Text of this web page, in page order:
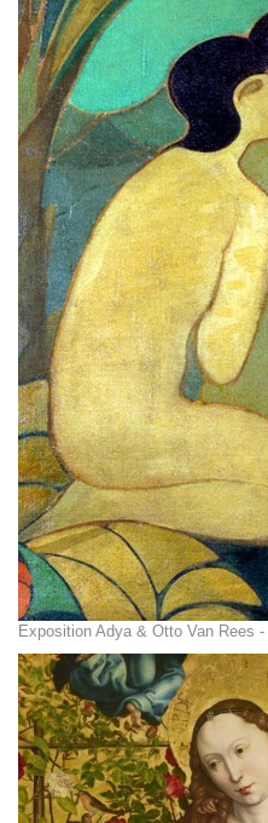
Exposition Adya & Otto Van Rees